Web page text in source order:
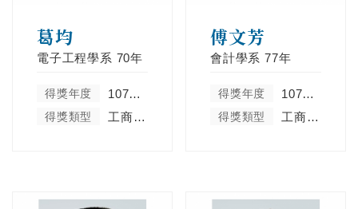
葛均
電子工程學系 70年
得獎年度 107學年度
得獎類型 工商菁英類
傅文芳
會計學系 77年
得獎年度 107學年度
得獎類型 工商菁英類